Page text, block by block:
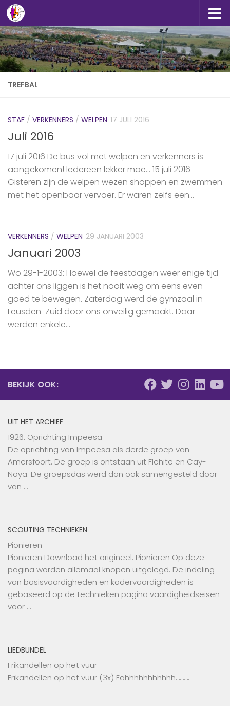
Doorgaan naar inhoud
TREFBAL
STAF / VERKENNERS / WELPEN 17 JULI 2016
Juli 2016
17 juli 2016 De bus vol met ‪welpen‬ en ‪verkenners‬ is
aangekomen! Iedereen lekker moe… 15 juli 2016
Gisteren zijn de ‪welpen‬ wezen shoppen en zwemmen
met het openbaar vervoer. Er waren zelfs een...
VERKENNERS / WELPEN 29 JANUARI 2003
Januari 2003
Wo 29-1-2003: Hoewel de feestdagen weer enige tijd
achter ons liggen is het nooit weg om eens even
goed te bewegen. Zaterdag werd de gymzaal in
Leusden-Zuid door ons onveilig gemaakt. Daar
werden enkele...
BEKIJK OOK:
UIT HET ARCHIEF
1926: Oprichting Impeesa
De oprichting van Impeesa als derde groep van
Amersfoort. De groep is ontstaan uit Flehite en Cay-
Noya. De groepsdas werd dan ook samengesteld door
van …
SCOUTING TECHNIEKEN
Pionieren
Pionieren Download het origineel: Pionieren Op deze
pagina worden allemaal knopen uitgelegd. De indeling
van basisvaardigheden en kadervaardigheden is
gebaseerd op de technieken pagina vaardigheidseisen
voor …
LIEDBUNDEL
Frikandellen op het vuur
Frikandellen op het vuur (3x) Eahhhhhhhhhhh……….